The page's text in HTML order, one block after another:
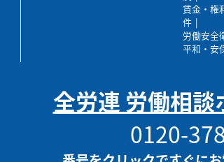
賃金・権
件
労働安全
平和・安
全労連 労働相
0120-